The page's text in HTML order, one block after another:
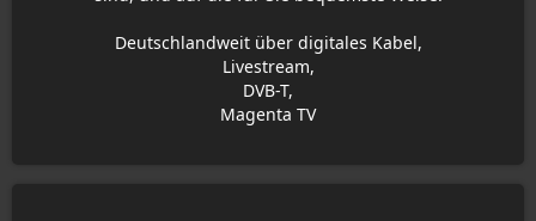
Deutschlandweit über digitales Kabel,
Livestream,
DVB-T,
Magenta TV